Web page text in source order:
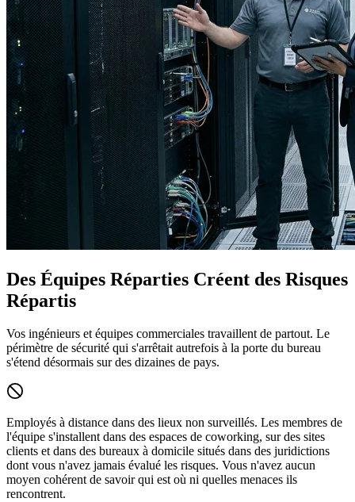
Des Équipes Réparties Créent des Risques
Répartis
Vos ingénieurs et équipes commerciales travaillent de partout. Le
périmètre de sécurité qui s'arrêtait autrefois à la porte du bureau
s'étend désormais sur des dizaines de pays.
Employés à distance dans des lieux non surveillés. Les membres de
l'équipe s'installent dans des espaces de coworking, sur des sites
clients et dans des bureaux à domicile situés dans des juridictions
dont vous n'avez jamais évalué les risques. Vous n'avez aucun
moyen cohérent de savoir qui est où ni quelles menaces ils
rencontrent.